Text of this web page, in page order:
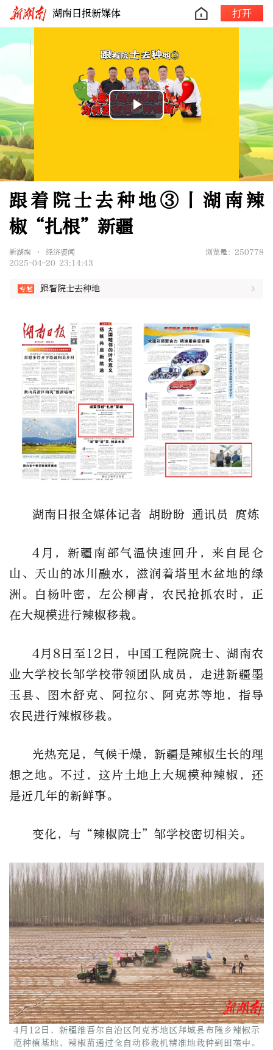
湖南日报新媒体 打开
Play
跟着院士去种地③丨湖南辣
椒“扎根”新疆
新湖南 • 经济要闻
浏览量：250778
2025-04-20 23:14:43
跟着院士去种地
湖南日报全媒体记者 胡盼盼 通讯员 庹炼
4月，新疆南部气温快速回升，来自昆仑
山、天山的冰川融水，滋润着塔里木盆地的绿
洲。白杨叶密，左公柳青，农民抢抓农时，正
在大规模进行辣椒移栽。
4月8日至12日，中国工程院院士、湖南农
业大学校长邹学校带领团队成员，走进新疆墨
玉县、图木舒克、阿拉尔、阿克苏等地，指导
农民进行辣椒移栽。
光热充足，气候干燥，新疆是辣椒生长的理
想之地。不过，这片土地上大规模种辣椒，还
是近几年的新鲜事。
变化，与“辣椒院士”邹学校密切相关。
4月12日，新疆维吾尔自治区阿克苏地区拜城县布隆乡辣椒示
范种植基地，辣椒苗通过全自动移栽机精准地栽种到田垄中。